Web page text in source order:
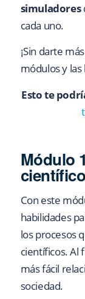
simuladores
cada uno.
¡Sin darte
módulos y
Esto te
Módulo
científico
Con este
habilidades
los procesos
científicos. Al
más fácil
sociedad.